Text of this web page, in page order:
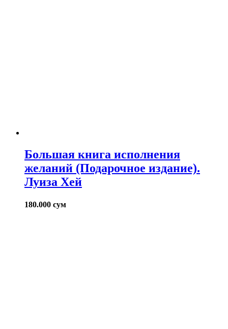
Большая книга исполнения
желаний (Подарочное издание).
Луиза Хей
180.000 сум